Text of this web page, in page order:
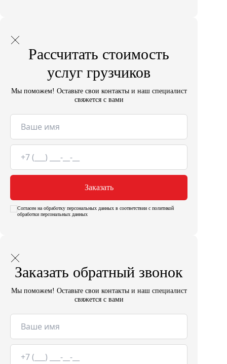
Рассчитать стоимость
услуг грузчиков
Мы поможем! Оставьте свои контакты и наш специалист
свяжется с вами
Заказать
Согласен на обработку персональных данных в соответствии с политикой
обработки персональных данных
Заказать обратный звонок
Мы поможем! Оставьте свои контакты и наш специалист
свяжется с вами